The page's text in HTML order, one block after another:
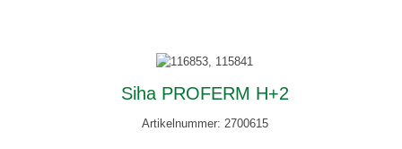
Siha PROFERM H+2
Artikelnummer: 2700615